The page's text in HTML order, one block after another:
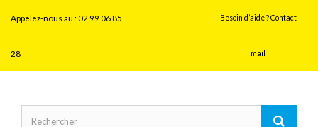
Besoin d’aide ? Contact
mail
Appelez-nous au :02 99 06 85
28